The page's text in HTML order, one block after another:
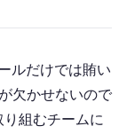
ルだけでは賄い
欠かせないので
組むチームに